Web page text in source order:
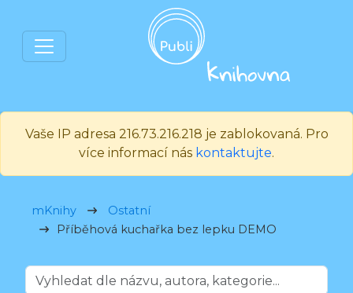
Vaše IP adresa 216.73.216.218 je zablokovaná. Pro
více informací nás kontaktujte.
mKnihy
Ostatní
Příběhová kuchařka bez lepku DEMO